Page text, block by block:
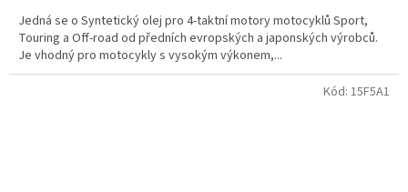
Jedná se o Syntetický olej pro 4-taktní motory motocyklů Sport,
Touring a Off-road od předních evropských a japonských výrobců.
Je vhodný pro motocykly s vysokým výkonem,...
Kód: 15F5A1